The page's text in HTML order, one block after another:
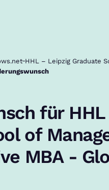
HHL – Leipzig Graduate
für
of
MBA -